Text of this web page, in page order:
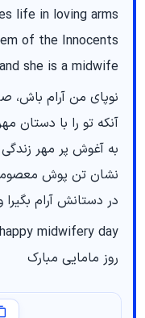
life in loving arms
of the Innocents
she is a midwife
نوپای من آرام باش،
آنکه تو را با دستان
به آغوش پر مهر
نشان تن پوش
در دستانش آرام
happy midwifery day
روز مامایی مبارک